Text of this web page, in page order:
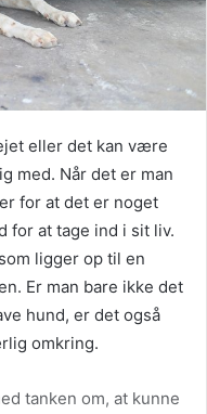
eller det kan være
med. Når det er man
for at det er noget
for at tage ind i sit liv.
ligger op til en
Er man bare ikke det
hund, er det også
omkring.
tanken om, at kunne